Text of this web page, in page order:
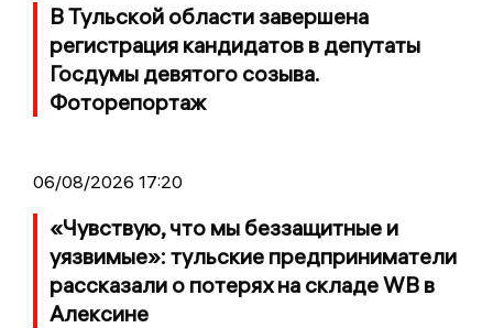
В Тульской области завершена
регистрация кандидатов в депутаты
Госдумы девятого созыва.
Фоторепортаж
06/08/2026 17:20
«Чувствую, что мы беззащитные и
уязвимые»: тульские предприниматели
рассказали о потерях на складе WB в
Алексине